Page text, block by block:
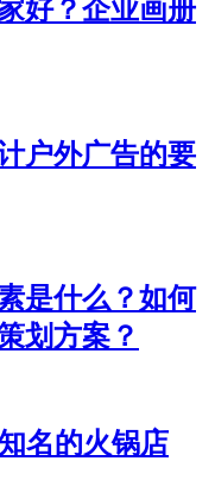
好？企业画册
户外广告的要
是什么？如何
划方案？
名的火锅店